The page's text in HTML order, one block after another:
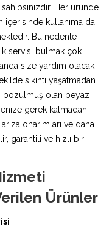
Her üründe
kullanıma da
Bu nedenle
servisi bulmak çok
size yardım olacak
sıkıntı yaşatmadan
bozulmuş olan beyaz
gerek kalmadan
onarımları ve daha
garantili ve hızlı bir
Ürünler